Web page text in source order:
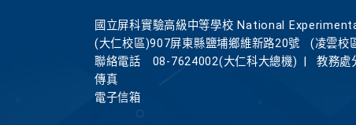
國立屏科實驗高級中等學校 National
(大仁校區)907屏東縣鹽埔鄉維新路20號
(凌雲校
聯絡電話
08-7624002(大仁科大總機)
教務
傳真
電子信箱